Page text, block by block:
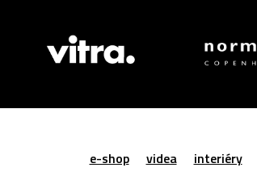
e-shop videa interiéry